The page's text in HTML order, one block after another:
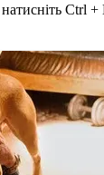
Ctrl